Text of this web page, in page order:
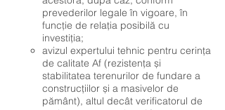
prevederilor legale în vigoare, în
funcție de relația posibilă cu
investiția;
avizul expertului tehnic pentru cerința
de calitate Af (rezistența și
stabilitatea terenurilor de fundare a
construcțiilor și a masivelor de
pământ), altul decât verificatorul de